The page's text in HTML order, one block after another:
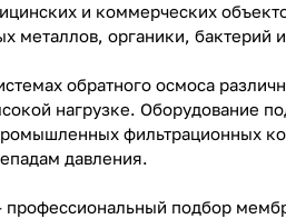
и коммерческих
металлов, органики, бактерий
обратного осмоса
нагрузке. Оборудование
фильтрационных
давления.
подбор